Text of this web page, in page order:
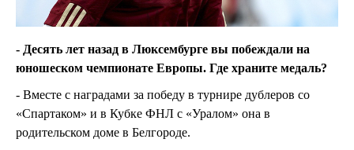
- Десять лет назад в Люксембурге вы побеждали на
юношеском чемпионате Европы. Где храните медаль?
- Вместе с наградами за победу в турнире дублеров со
«Спартаком» и в Кубке ФНЛ с «Уралом» она в
родительском доме в Белгороде.